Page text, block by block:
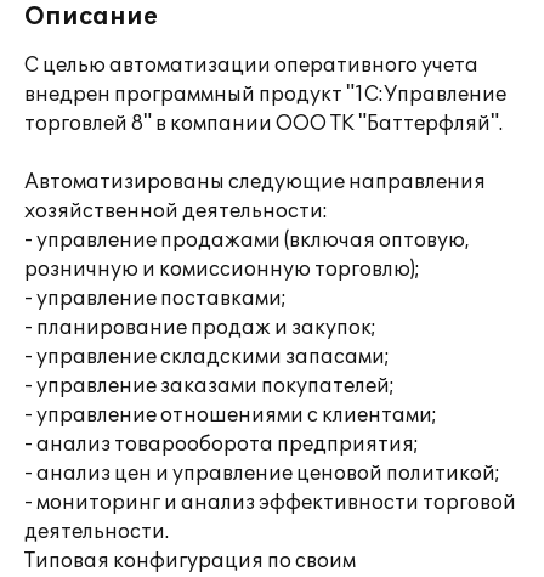
Описание
С целью автоматизации оперативного учета
внедрен программный продукт "1С:Управление
торговлей 8" в компании ООО ТК "Баттерфляй".
Автоматизированы следующие направления
хозяйственной деятельности:
- управление продажами (включая оптовую,
розничную и комиссионную торговлю);
- управление поставками;
- планирование продаж и закупок;
- управление складскими запасами;
- управление заказами покупателей;
- управление отношениями с клиентами;
- анализ товарооборота предприятия;
- анализ цен и управление ценовой политикой;
- мониторинг и анализ эффективности торговой
деятельности.
Типовая конфигурация по своим